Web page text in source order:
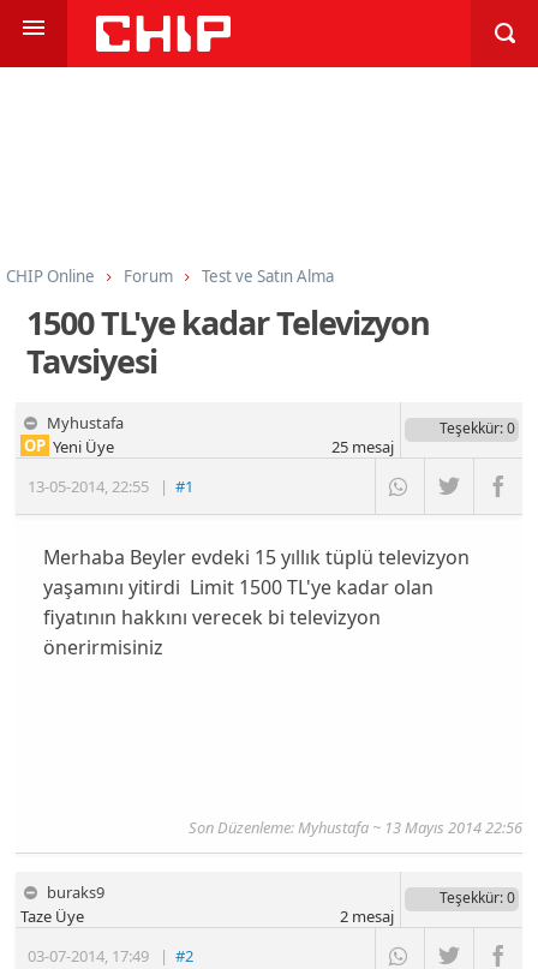
CHIP Online Forum
Test ve Satın Alma
LED TV, LCD TV ve Monitörler
1500 TL'ye kadar Televizyon
Tavsiyesi
Myhustafa
13-05-2014,22:55 |#1
OP Yeni Üye
Teşekkür: 0
25mesaj
Merhaba Beyler evdeki 15 yıllık tüplü televizyon
yaşamını yitirdi Limit 1500 TL'ye kadar olan
fiyatının hakkını verecek bi televizyon
önerirmisiniz
Son Düzenleme:Myhustafa~ 13 Mayıs 2014 22:56
buraks9
03-07-2014, 17:49 |#2
Taze Üye
Teşekkür: 0
2mesaj